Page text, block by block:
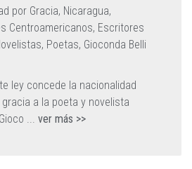
por Gracia, Nicaragua,
Centroamericanos, Escritores
Poetas, Gioconda Belli
ley concede la nacionalidad
a la poeta y novelista
... ver más >>